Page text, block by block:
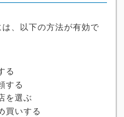
、以下の方法が有効で
る
する
を選ぶ
買いする